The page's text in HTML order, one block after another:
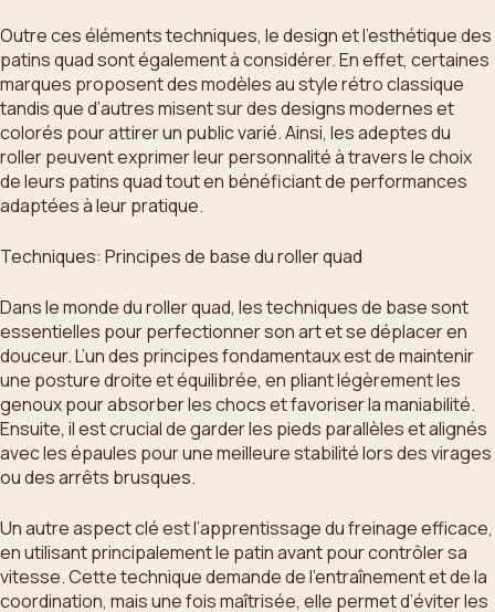
Outre ces éléments techniques, le design et l’esthétique des
patins quad sont également à considérer. En effet, certaines
marques proposent des modèles au style rétro classique
tandis que d’autres misent sur des designs modernes et
colorés pour attirer un public varié. Ainsi, les adeptes du
roller peuvent exprimer leur personnalité à travers le choix
de leurs patins quad tout en bénéficiant de performances
adaptées à leur pratique.
Techniques: Principes de base du roller quad
Dans le monde du roller quad, les techniques de base sont
essentielles pour perfectionner son art et se déplacer en
douceur. L’un des principes fondamentaux est de maintenir
une posture droite et équilibrée, en pliant légèrement les
genoux pour absorber les chocs et favoriser la maniabilité.
Ensuite, il est crucial de garder les pieds parallèles et alignés
avec les épaules pour une meilleure stabilité lors des virages
ou des arrêts brusques.
Un autre aspect clé est l’apprentissage du freinage efficace,
en utilisant principalement le patin avant pour contrôler sa
vitesse. Cette technique demande de l’entraînement et de la
coordination, mais une fois maîtrisée, elle permet d’éviter les